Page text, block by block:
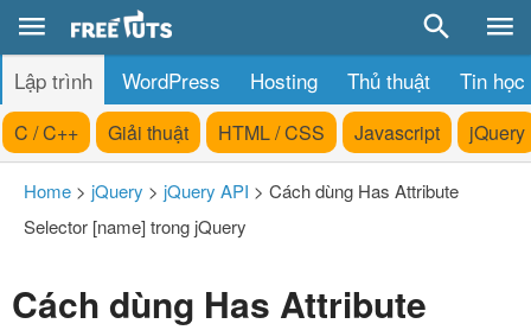
Lập trình WordPress Hosting Thủ thuật Tin học
C / C++ Giải thuật HTML / CSS Javascript jQuery
Home > jQuery > jQuery API > Cách dùng Has Attribute
Selector [name] trong jQuery
Cách dùng Has Attribute